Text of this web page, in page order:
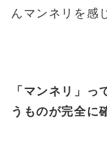
んマンネリを感
「マンネリ」っ
うものが完全に